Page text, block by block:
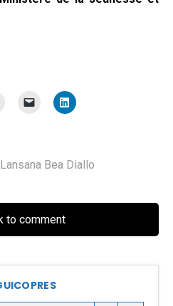
Lansana Bea Diallo
to comment